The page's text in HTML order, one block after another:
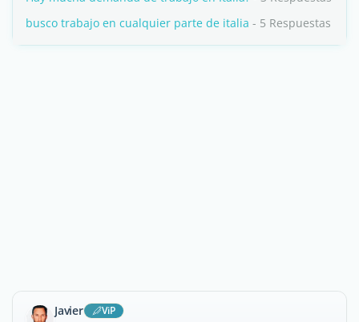
busco trabajo en cualquier parte de italia - 5 Respuestas
Javier ViP